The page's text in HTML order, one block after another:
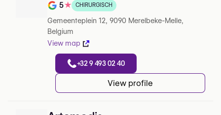
Note de 5 sur 5 sur Google
5★ CHIRURGISCH
Gemeenteplein 12, 9090 Merelbeke-Melle,
Belgium
View map
+32 9 493 02 40
View profile